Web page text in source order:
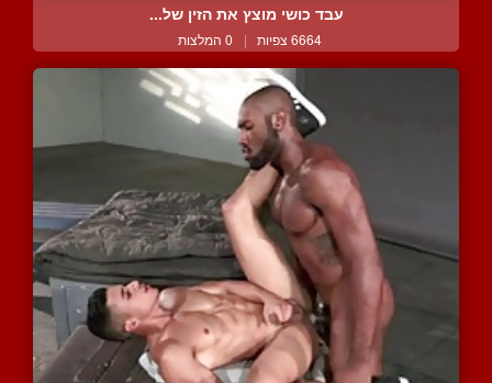
עבד כושי מוצץ את הזין של...
6664 צפיות | 0 המלצות